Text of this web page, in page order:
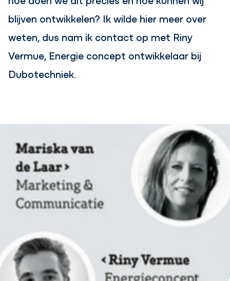
blijven ontwikkelen? Ik wilde hier meer over
weten, dus nam ik contact op met Riny
Vermue, Energie concept ontwikkelaar bij
Dubotechniek.